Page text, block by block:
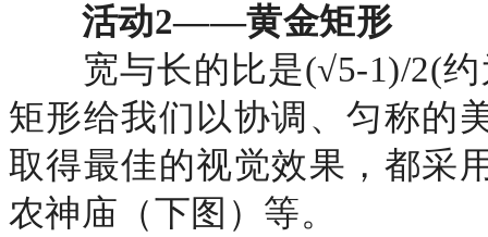
活动2——黄金矩形
宽与长的比是(√5-1)/2(
矩形给我们以协调、匀称的
取得最佳的视觉效果，都采
农神庙（下图）等。